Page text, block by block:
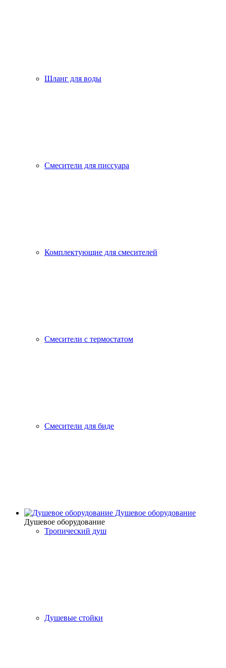
Шланг для воды
Смесители для писсуара
Комплектующие для смесителей
Смесители с термостатом
Смесители для биде
Душевое оборудование
Душевое оборудование
Тропический душ
Душевые стойки